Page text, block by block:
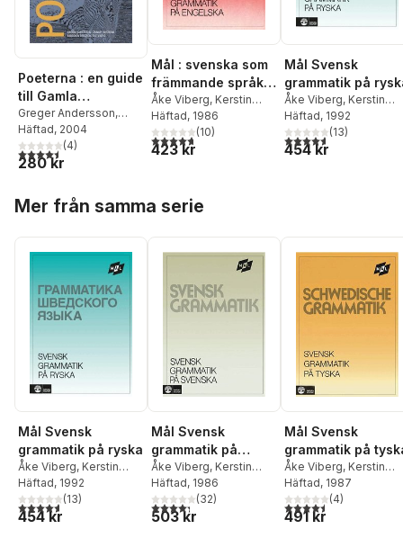
Poeterna : en guide
till Gamla
testamentets
poetiska böcker
Greger Andersson,
Lennart Boström
LarsOlov Eriksson
Viberg
Häftad, 2004
4,5utav 5 stjärnor. Totalt antal röster:
(4)
280 kr
Mål : svenska som
främmande språk.
A concise Swedish
grammar = Svensk
grammatik på
engelska
Åke Viberg, Kerstin
Ballardini,Sune
Stjärnlöf
Häftad, 1986
4,7utav 5 stjärnor. Totalt antal röster:
(10)
423 kr
Mål Svensk
grammatik på
Åke Viberg, Kerstin
Ballardini,Sune
Stjärnlöf
Häftad, 1992
4,6utav 5 stjärnor.
(13)
454 kr
Mer från samma serie
Mål Svensk
grammatik på ryska
Åke Viberg, Kerstin
Ballardini,Sune
Stjärnlöf
Häftad, 1992
4,6utav 5 stjärnor. Totalt antal röster:
(13)
454 kr
Mål Svensk
grammatik på
svenska
Åke Viberg, Kerstin
Ballardini,Sune
Stjärnlöf
Häftad, 1986
4,3utav 5 stjärnor. Totalt antal röster:
(32)
503 kr
Mål Svensk
grammatik på
Åke Viberg, Kerstin
Ballardini,Sune
Stjärnlöf
Häftad, 1987
4,5utav 5 stjärnor.
(4)
491 kr